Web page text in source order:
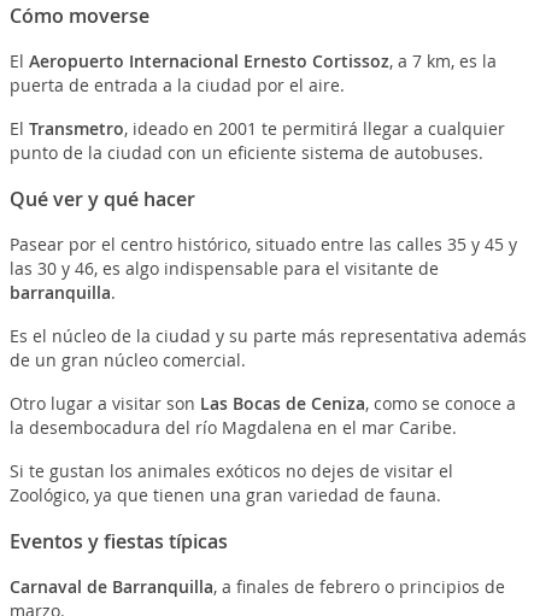
Cómo moverse
El Aeropuerto Internacional Ernesto Cortissoz, a 7 km, es la
puerta de entrada a la ciudad por el aire.
El Transmetro, ideado en 2001 te permitirá llegar a cualquier
punto de la ciudad con un eficiente sistema de autobuses.
Qué ver y qué hacer
Pasear por el centro histórico, situado entre las calles 35 y 45 y
las 30 y 46, es algo indispensable para el visitante de
barranquilla.
Es el núcleo de la ciudad y su parte más representativa además
de un gran núcleo comercial.
Otro lugar a visitar son Las Bocas de Ceniza, como se conoce a
la desembocadura del río Magdalena en el mar Caribe.
Si te gustan los animales exóticos no dejes de visitar el
Zoológico, ya que tienen una gran variedad de fauna.
Eventos y fiestas típicas
Carnaval de Barranquilla, a finales de febrero o principios de
marzo.